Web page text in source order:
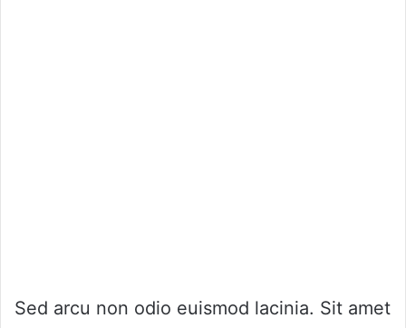
Sed arcu non odio euismod lacinia. Sit amet